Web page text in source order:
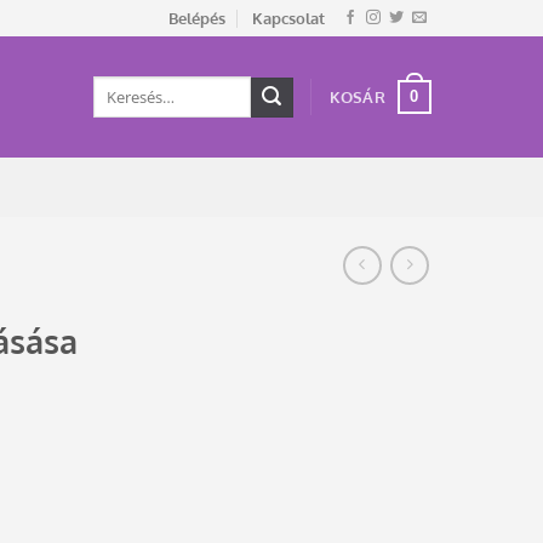
Belépés Kapcsolat
Keresés
KOSÁR 0